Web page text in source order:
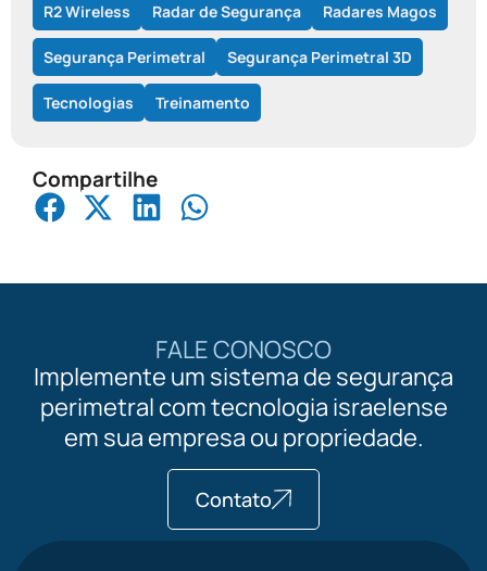
R2 Wireless Radar de Segurança Radares Magos
Segurança Perimetral Segurança Perimetral 3D
Tecnologias Treinamento
Compartilhe
FALE CONOSCO
Implemente um sistema de segurança
perimetral com tecnologia israelense
em sua empresa ou propriedade.
Contato